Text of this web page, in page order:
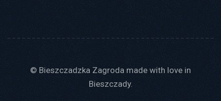
© Bieszczadzka Zagroda made with love in
Bieszczady.